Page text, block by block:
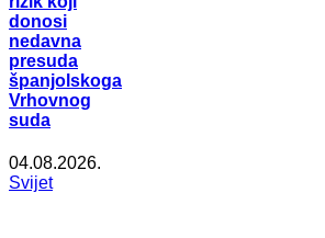
donosi
nedavna
presuda
španjolskoga
Vrhovnog
suda
04.08.2026.
Svijet